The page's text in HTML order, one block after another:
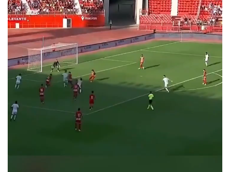
生成海报 0
十五运会群体赛事乒乓球比赛 广东队收获男团季军
上一篇 2025年8月11日 15:38
中法混血儿谈中西餐差异